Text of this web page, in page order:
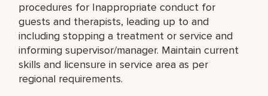
procedures for Inappropriate conduct for
guests and therapists, leading up to and
including stopping a treatment or service and
informing supervisor/manager. Maintain current
skills and licensure in service area as per
regional requirements.